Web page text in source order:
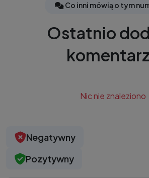
Co inni mówią o tym
Ostatnio
Nic nie znaleziono
Negatywny
Pozytywny